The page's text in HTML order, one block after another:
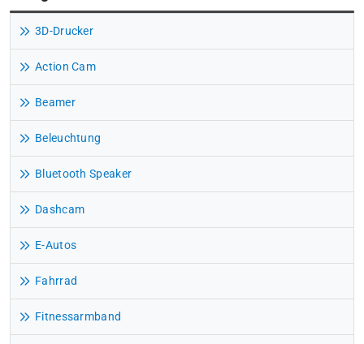
3D-Drucker
Action Cam
Beamer
Beleuchtung
Bluetooth Speaker
Dashcam
E-Autos
Fahrrad
Fitnessarmband